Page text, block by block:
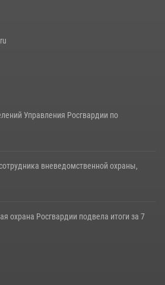
лекции о Крещении Руси
Управления Росгвардии по
вневедомственной охраны,
охрана Росгвардии подвела итоги за 7